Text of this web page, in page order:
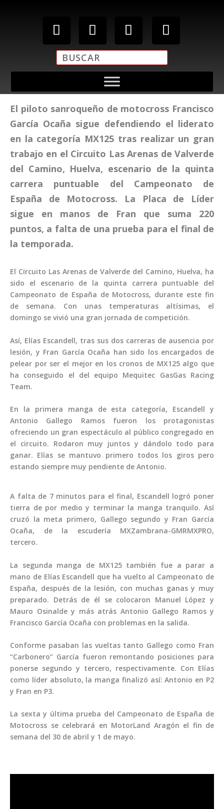
El piloto sanroqueño de motocross Francisco
García Ocaña sigue defendiendo el liderato
en la categoría MX125 tras realizar un gran
trabajo en el Circuito Las Arenas de Valverde
del Camino, Huelva, escenario de la quinta
carrera puntuable del Campeonato de
España de Motocross. La Placa de Líder
sigue en manos de Fran que suma 220
puntos, a falta de una prueba para el final de
la temporada.
El Circuito Las Arenas de Valverde del Camino, Huelva, ha
sido el escenario de la quinta carrera puntuable del
Campeonato de España de Motocross, durante este fin
de semana. Con unas temperaturas altísimas, el
domingo se vivió una gran jornada de competición.
Así, Elías Escandell, tras sus dos carreras de ausencia por
lesión, y Fran García Ocaña han sido los encargados de
pelear por ser el mejor en los cronos de MX125 algo que
ha conseguido el del equipo Mequitec GasGas Racing
Team.
En la primera manga de esta categoría, Escandell y
Antonio Gallego Ramos fueron los protagonistas
ofreciendo un gran espectáculo al público congregado en
el circuito. Rodaron muy juntos y dándolo todo para
ganar. Elías se mantuvo primero todos los giros pero
estando siempre muy pendiente de Antonio.
A falta de 7 minutos para el final, Escandell logró poner
tierra de por medio y terminar la manga tranquilo. Así
cruzó la meta primero, Gallego segundo y Fran García
Ocaña, de la escudería MXZambrana-GMRMXPRO,
tercero.
La segunda manga de MX125 también fue a parar a
mano de Elías Escandell que ha vuelto al Campeonato de
España, después de la lesión, con muchas ganas y muy
preparado. Detrás de él se colocaron Manuel López y
Mauro Osinalde y más atrás Antonio Gallego Ramos y
Francisco García Ocaña con problemas en la salida.
Conforme pasaban las vueltas tanto Gallego como Fran
“Carbonero” García fueron remontando posiciones para
ponerse segundo y tercero, respectivamente. Con Elías
como líder absoluto, la manga finalizó así: Antonio en P2
y Fran en P3.
La sexta y última prueba del Campeonato de España de
Motocross se celebrará en MotorLand Aragón el fin de
semana del 30 de abril y 1 de mayo.